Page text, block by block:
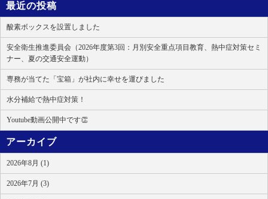
最近の投稿
酸素ボックスを設置しました
安全衛生推進委員会（2026年度第3回：月別安全重点項目教育、熱中症対策セミ
ナー、夏の交通安全運動）
専務が当てた「宝箱」が社内に幸せを運びました
水分補給で熱中症対策！
Youtube動画公開中です👏
アーカイブ
2026年8月 (1)
2026年7月 (3)